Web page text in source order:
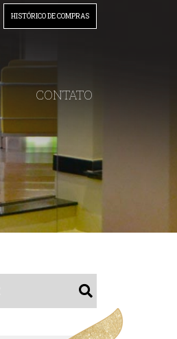
HISTÓRICO DE COMPRAS
CONTATO